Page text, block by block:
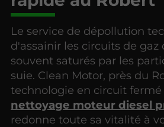
Le service de dépollution
d'assainir les circuits de
souvent saturés par les
suie. Clean Motor, près du
technologie en circuit
nettoyage moteur diesel
redonne toute sa vitalité à